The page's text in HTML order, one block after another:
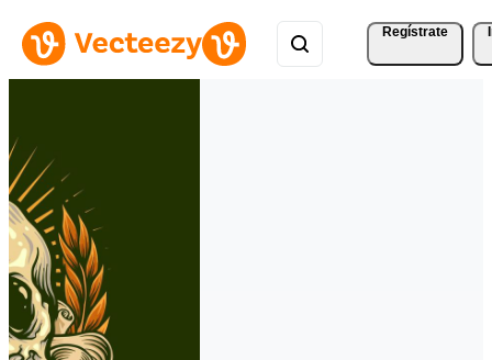
Regístrate